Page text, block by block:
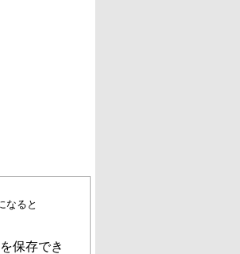
なると
保存でき